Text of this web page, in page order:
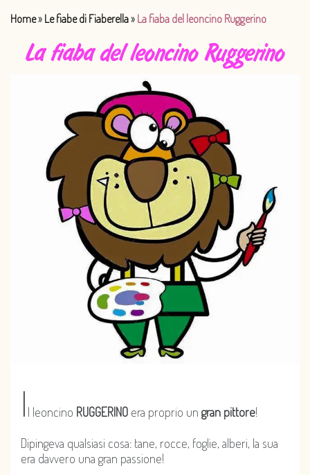
Home» Le fiabe di Fiaberella» La fiaba del leoncino Ruggerino
La fiaba del leoncino Ruggerino
I l leoncino RUGGERINO era proprio un gran pittore!
Dipingeva qualsiasi cosa: tane, rocce, foglie, alberi, la sua
era davvero una gran passione!